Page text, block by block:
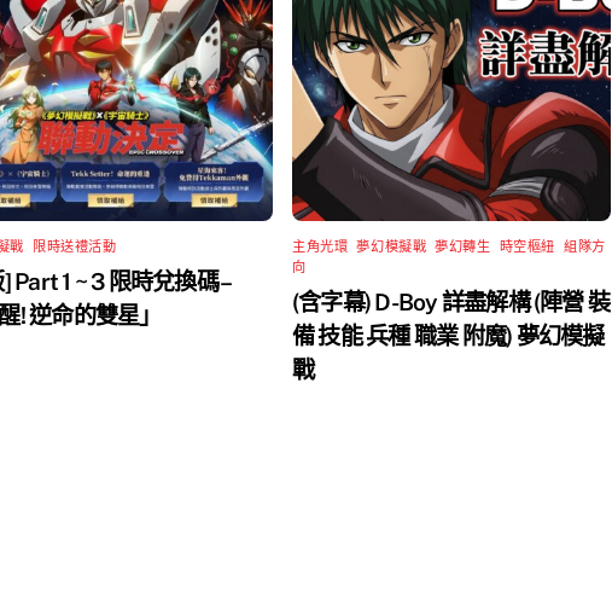
戰 限時送禮活動
Part 1 ~ 3 限時兌換碼 –
醒! 逆命的雙星」
主角光環 ,夢幻模擬戰 ,夢幻轉生 時空樞紐 ,組隊方
向
(含字幕) D-Boy 詳盡解構 (陣營 裝
備 技能 兵種 職業 附魔) 夢幻模擬
戰